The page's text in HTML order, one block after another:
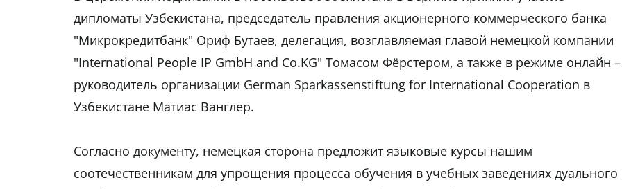
дипломаты Узбекистана, председатель правления акционерного коммерческого банка
"Микрокредитбанк" Ориф Бутаев, делегация, возглавляемая главой немецкой компании
"International People IP GmbH and Co.KG" Томасом Фёрстером, а также в режиме онлайн –
руководитель организации German Sparkassenstiftung for International Cooperation в
Узбекистане Матиас Ванглер.
Согласно документу, немецкая сторона предложит языковые курсы нашим
соотечественникам для упрощения процесса обучения в учебных заведениях дуального